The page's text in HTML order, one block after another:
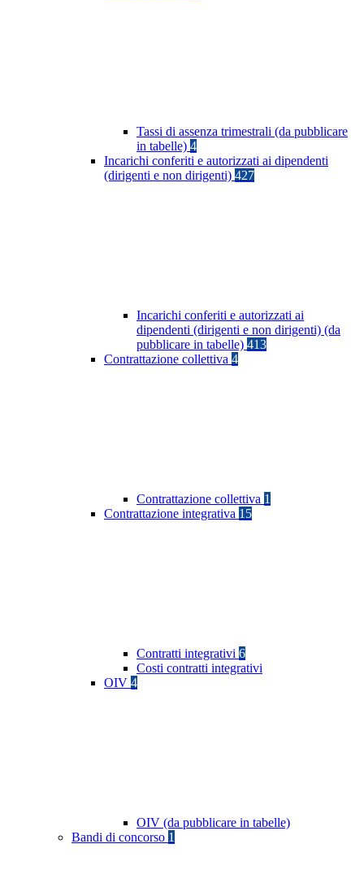
Tassi di assenza trimestrali (da pubblicare
in tabelle) 4
Incarichi conferiti e autorizzati ai dipendenti
(dirigenti e non dirigenti) 427
Incarichi conferiti e autorizzati ai
dipendenti (dirigenti e non dirigenti) (da
pubblicare in tabelle) 413
Contrattazione collettiva 4
Contrattazione collettiva 1
Contrattazione integrativa 15
Contratti integrativi 6
Costi contratti integrativi
OIV 4
OIV (da pubblicare in tabelle)
Bandi di concorso 1